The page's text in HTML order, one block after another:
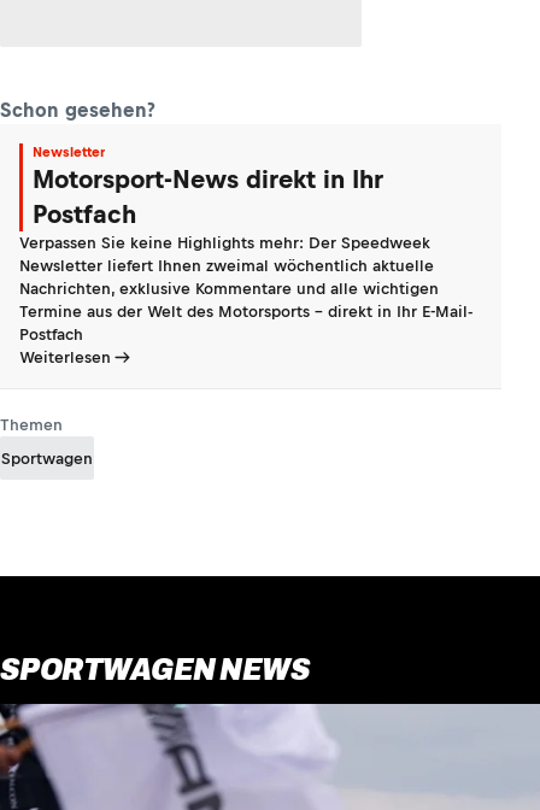
Schon gesehen?
Newsletter
Motorsport-News direkt in Ihr
Postfach
Verpassen Sie keine Highlights mehr: Der Speedweek
Newsletter liefert Ihnen zweimal wöchentlich aktuelle
Nachrichten, exklusive Kommentare und alle wichtigen
Termine aus der Welt des Motorsports - direkt in Ihr E-Mail-
Postfach
Weiterlesen
Themen
Sportwagen
SPORTWAGEN NEWS